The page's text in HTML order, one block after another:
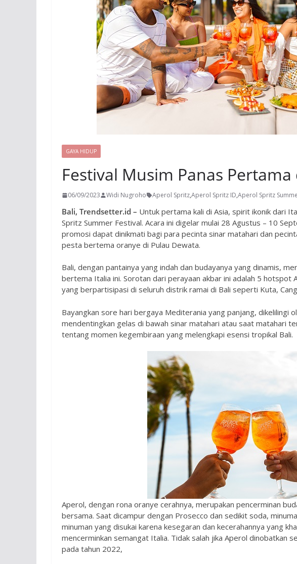
GAYA HIDUP
Festival Musim Panas Pertama
06/09/2023 Widi Nugroho Aperol Spritz,Aperol Spritz ID,Aperol Spritz
Bali, Trendsetter.id – Untuk pertama kali di Asia, spirit ikonik dari
Spritz Summer Festival. Acara ini digelar mulai 28 Agustus – 10
promosi dapat dinikmati bagi para pecinta sinar matahari dan
pesta bertema oranye di Pulau Dewata.
Bali, dengan pantainya yang indah dan budayanya yang dinamis,
bertema Italia ini. Sorotan dari perayaan akbar ini adalah 5 hotspot
yang berpartisipasi di seluruh distrik ramai di Bali seperti Kuta,
Bayangkan sore hari bergaya Mediterania yang panjang, dikelilingi
mendentingkan gelas di bawah sinar matahari atau saat matahari
tentang momen kegembiraan yang melengkapi esensi tropikal Bali.
Aperol, dengan rona oranye cerahnya, merupakan pencerminan
bersama. Saat dicampur dengan Prosecco dan sedikit soda,
minuman yang disukai karena kesegaran dan kecerahannya yang
mencerminkan semangat Italia. Tidak salah jika Aperol dinobatkan
pada tahun 2022,